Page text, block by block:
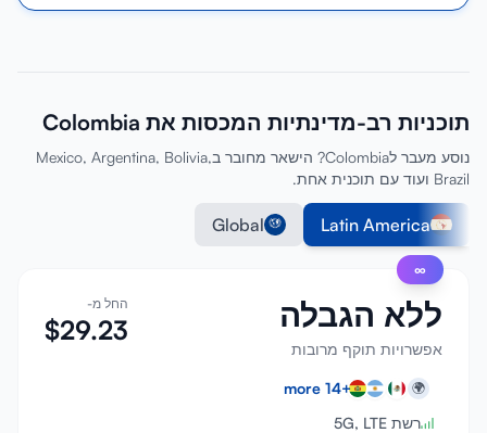
תוכניות רב-מדינתיות המכסות את Colombia
נוסע מעבר לColombia? הישאר מחובר בMexico, Argentina, Bolivia,
Brazil ועוד עם תוכנית אחת.
Latin America
Global
∞
ללא הגבלה
אפשרויות תוקף מרובות
החל מ-
$29.23
🌍
+
14
רשת 5G, LTE